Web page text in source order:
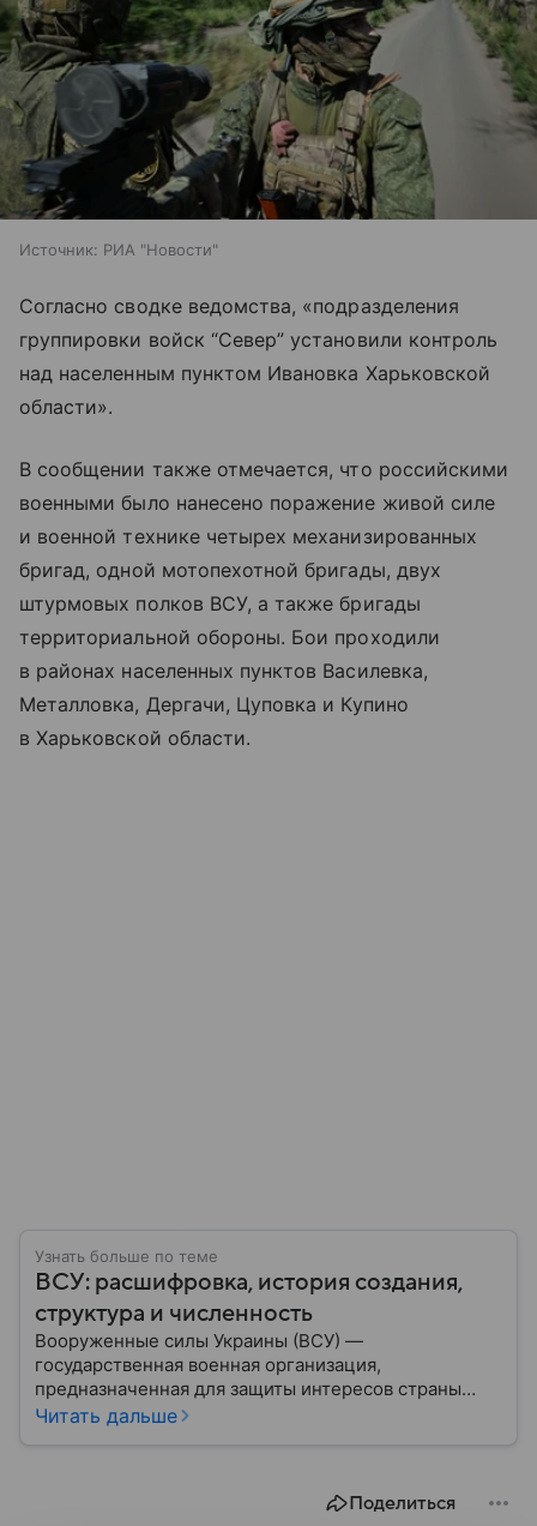
Источник: РИА "Новости"
Согласно сводке ведомства, «подразделения
группировки войск “Север” установили контроль
над населенным пунктом Ивановка Харьковской
области».
В сообщении также отмечается, что российскими
военными было нанесено поражение живой силе
и военной технике четырех механизированных
бригад, одной мотопехотной бригады, двух
штурмовых полков ВСУ, а также бригады
территориальной обороны. Бои проходили
в районах населенных пунктов Василевка,
Металловка, Дергачи, Цуповка и Купино
в Харьковской области.
Узнать больше по теме
ВСУ: расшифровка, история создания,
структура и численность
Вооруженные силы Украины (ВСУ) —
государственная военная организация,
предназначенная для защиты интересов страны
военным путем. Была создана после
Читать дальше
Поделиться